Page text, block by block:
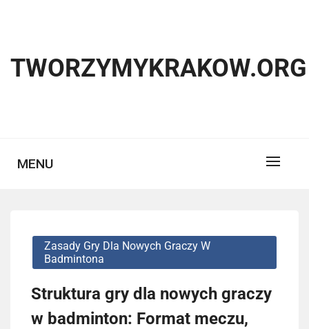
TWORZYMYKRAKOW.ORG
MENU
Zasady Gry Dla Nowych Graczy W
Badmintona
Struktura gry dla nowych graczy
w badminton: Format meczu,